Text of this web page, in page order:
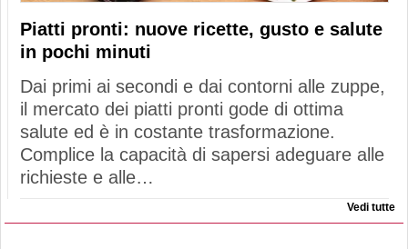
Piatti pronti: nuove ricette, gusto e salute
in pochi minuti
Dai primi ai secondi e dai contorni alle zuppe,
il mercato dei piatti pronti gode di ottima
salute ed è in costante trasformazione.
Complice la capacità di sapersi adeguare alle
richieste e alle…
Vedi tutte